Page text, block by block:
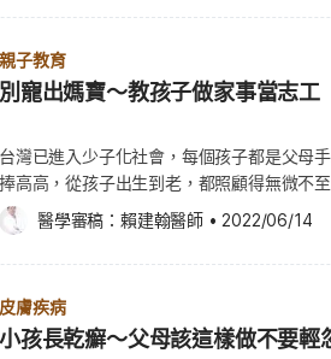
紅疹，或臉部、脖子開始冒出淡紅色斑點，
況不像典型玫瑰疹？ 雖然玫瑰疹在嬰幼兒相
由醫師進一步判斷。 玫瑰疹會傳染嗎？出疹
有傳染性。不過，許多家長最困惑的是：「
瑰疹的傳染期，和許多人
與唾液傳染 玫瑰疹主要由人類皰疹病毒第6
過飛沫、口水或密切接觸傳播。 例如以下情
建議或一起討論3種不同的料理方式，接著
起在家裡的花圃或陽台，種一些辛香料植物
長過程。 其實許多成人也有挑食的問題，父
願意嘗試不喜歡的食物。如果您的孩子依舊
子的挑食情況嚴重已影響到營養狀況，且嘗
找專業醫師協助。 Hello Health Group 並不
快營養需求量大） 2. 動脈粥狀硬化 動脈粥狀硬化（Atherosclerosis）起因於脂肪及
膽固醇氧化後黏附在血管壁的斑塊，斑塊堆
病家族史的兒童是高危險群，醫師應建議這
並培養運動習慣。 3. 心律不整 心律不整（
象，心臟跳動速度會不規則、過快或過慢，
看懂「有心人」正常心跳範圍） 心跳過緩。 長QT波症候群（LQTS）：病患常伴隨
心悸、長期喘氣、莫名暈厥。 沃夫巴金森懷特症候群（Wolff-Parkinson-White
Syndrome, WPW）：患者的心房心室間脈
律過快，伴隨臉色蒼白、頭暈、氣促、胸痛，暈倒等現象。 心
反應使呼吸道對不同的刺激物更加敏感，當
(Wheezing)和呼吸困難。氣喘是一種遺傳性
是否有氣喘？ 若孩子有以下幾個明顯的徵兆，您就必須
並不是那麼容易就能診斷和下定結論。患氣
喘鳴、呼吸困難，甚至在下列情況發生時，症狀會更糟： 當天氣
兆。然而，反覆咳嗽的症狀相當不尋常，且
種例子，應該帶孩子到呼吸科診所就診，尋
重複發生喘鳴現象至少3次時，即使家族沒有
親子教育
別寵出媽寶～教孩子做家事當志工
台灣已進入少子化社會，每個孩子都是父母
捧高高，從孩子出生到老，都照顧得無微不
成長過程中，失去學習獨立與對自己負責的
擇偶，都容易受家人的侷限，而成為外人口
注意，才不會寵壞小孩呢？ 1. 適度稱讚就好
吹捧，會讓小孩的自信心太膨脹，反而無助
應適時教導孩子「勇敢嘗試，接受失敗」，
醫學審稿： 賴建翰醫師 • 2022/06/14
皮膚疾病
小孩長乾癬～父母該這樣做不要輕